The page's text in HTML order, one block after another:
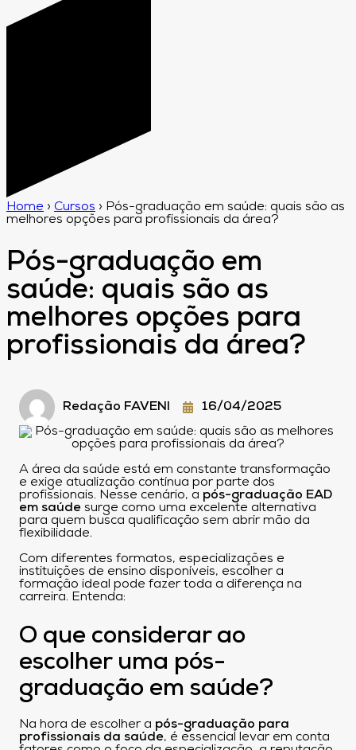
Home › Cursos › Pós-graduação em saúde: quais são as
melhores opções para profissionais da área?
Pós-graduação em
saúde: quais são as
melhores opções para
profissionais da área?
Redação FAVENI 16/04/2025
A área da saúde está em constante transformação
e exige atualização contínua por parte dos
profissionais. Nesse cenário, a pós-graduação EAD
em saúde surge como uma excelente alternativa
para quem busca qualificação sem abrir mão da
flexibilidade.
Com diferentes formatos, especializações e
instituições de ensino disponíveis, escolher a
formação ideal pode fazer toda a diferença na
carreira. Entenda:
O que considerar ao
escolher uma pós-
graduação em saúde?
Na hora de escolher a pós-graduação para
profissionais da saúde, é essencial levar em conta